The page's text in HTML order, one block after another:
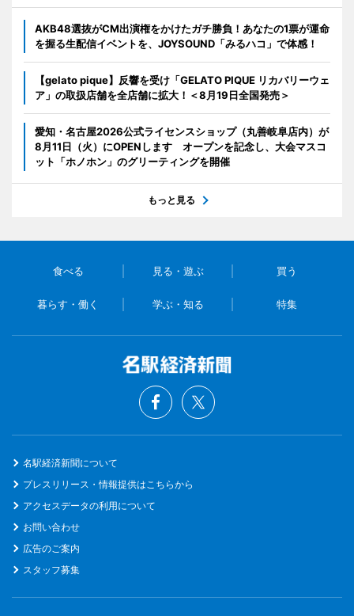
AKB48選抜がCM出演権をかけたガチ勝負！あなたの1票が運命
を握る生配信イベントを、JOYSOUND「みるハコ」で体感！
【gelato pique】反響を受け「GELATO PIQUE リカバリーウェ
ア」の取扱店舗を全店舗に拡大！＜8月19日全国発売＞
愛知・名古屋2026公式ライセンスショップ（丸善岐阜店内）が
8月11日（火）にOPENします オープンを記念し、大会マスコ
ット「ホノホン」のグリーティングを開催
もっと見る
食べる 見る・遊ぶ 買う
暮らす・働く 学ぶ・知る 特集
名駅経済新聞について
プレスリリース・情報提供はこちらから
アクセスデータの利用について
お問い合わせ
広告のご案内
スタッフ募集